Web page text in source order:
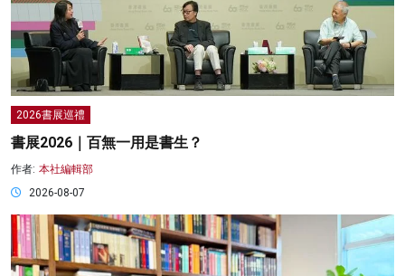
2026書展巡禮
書展2026｜百無一用是書生？
作者: 本社編輯部
2026-08-07